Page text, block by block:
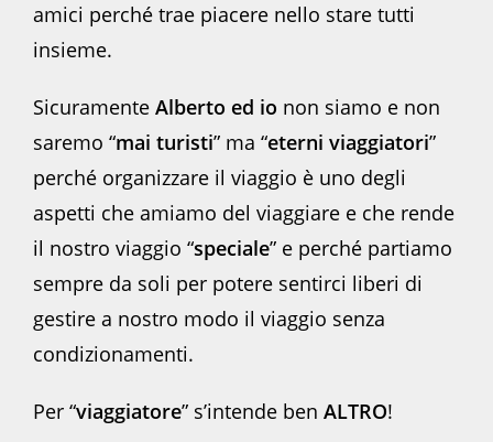
amici perché trae piacere nello stare tutti
insieme.
Sicuramente Alberto ed io non siamo e non
saremo “mai turisti” ma “eterni viaggiatori”
perché organizzare il viaggio è uno degli
aspetti che amiamo del viaggiare e che rende
il nostro viaggio “speciale” e perché partiamo
sempre da soli per potere sentirci liberi di
gestire a nostro modo il viaggio senza
condizionamenti.
Per “viaggiatore” s’intende ben ALTRO!